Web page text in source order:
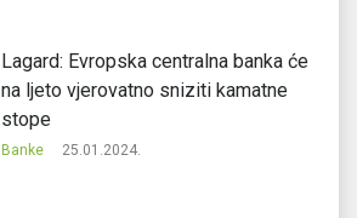
Lagard: Evropska centralna banka će
na ljeto vjerovatno sniziti kamatne
stope
Banke 25.01.2024.